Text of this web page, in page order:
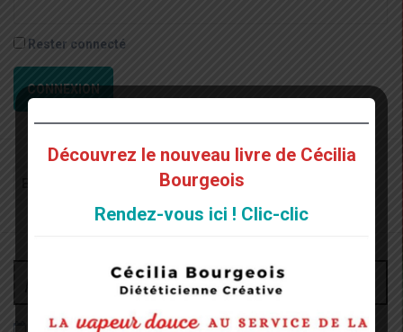
Rester connecté
CONNEXION
juin 2026
Découvrez le nouveau livre de Cécilia
Bourgeois
Rendez-vous ici ! Clic-clic